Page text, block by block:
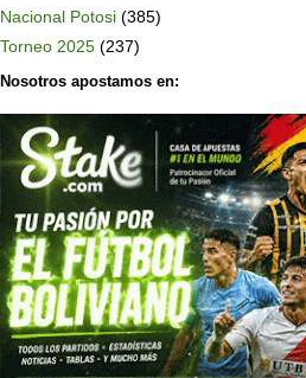
Nacional Potosi (385)
Torneo 2025 (237)
Nosotros apostamos en: